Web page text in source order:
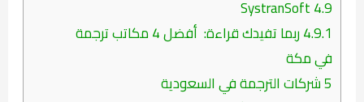
4.9
4.9.1
ربما تفيدك قراءة: أفضل 4 مكاتب ترجمة
في مكة
5شركات الترجمة في السعودية